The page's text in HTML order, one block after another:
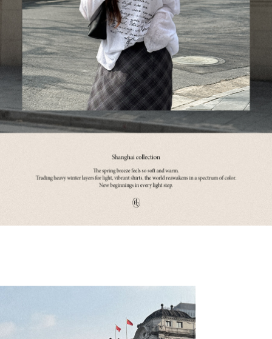
하객룩
살안타템
110사이즈
플러스핏
원피스
팬츠
스커트
액티브웨어
ACC